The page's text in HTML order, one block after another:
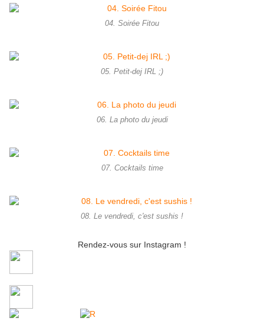
04. Soirée Fitou
05. Petit-dej IRL ;)
06. La photo du jeudi
07. Cocktails time
08. Le vendredi, c'est sushis !
Rendez-vous sur Instagram !